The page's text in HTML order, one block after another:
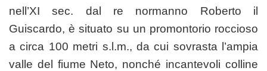
nell’XI sec. dal re normanno Roberto il
Guiscardo, è situato su un promontorio roccioso
a circa 100 metri s.l.m., da cui sovrasta l’ampia
valle del fiume Neto, nonché incantevoli colline